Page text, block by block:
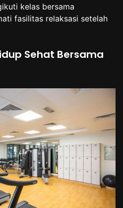
kelas bersama
fasilitas relaksasi setelah
Sehat Bersama